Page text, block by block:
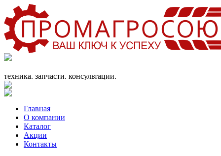
техника. запчасти. консультации.
Главная
О компании
Каталог
Акции
Контакты